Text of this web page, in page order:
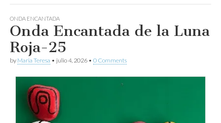
ONDA ENCANTADA
Onda Encantada de la Luna
Roja-25
by Maria Teresa • julio 4, 2026 • 0 Comments